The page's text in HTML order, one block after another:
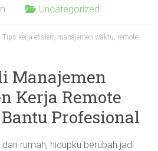
Uncategorized
Tips kerja efisien, manajemen waktu, remote
Manajemen
Kerja Remote
Profesional
rumah, hidupku berubah jadi